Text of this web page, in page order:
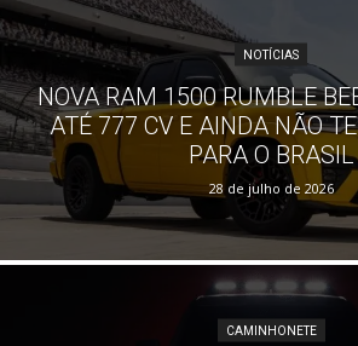
NOTÍCIAS
NOVA RAM 1500 RUMBLE
ATÉ 777 CV E AINDA NÃO
PARA O BRASIL
28 de julho de 2026
CAMINHONETE